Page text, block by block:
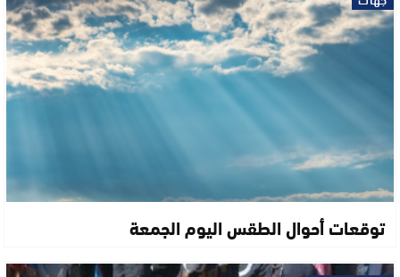
توقعات أحوال الطقس اليوم الجمعة